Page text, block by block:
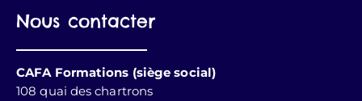
Nous contacter
CAFA Formations (siège social)
108 quai des chartrons